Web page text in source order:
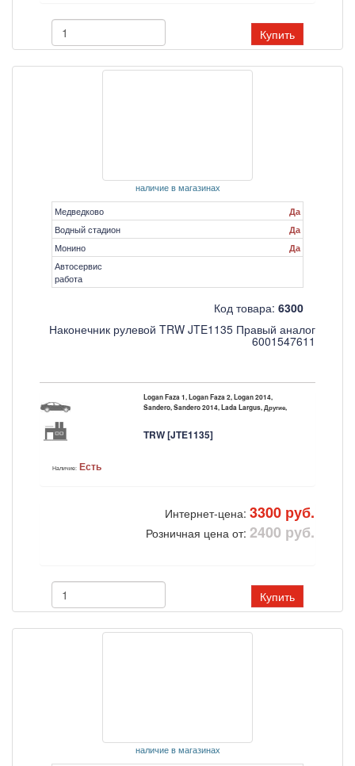
Купить
наличие в магазинах
Медведково
Да
Водный стадион
Да
Монино
Да
Автосервис
работа
Код товара: 6300
Наконечник рулевой TRW JTE1135 Правый аналог
6001547611
Logan Faza 1, Logan Faza 2, Logan 2014,
Sandero, Sandero 2014, Lada Largus, Другие,
TRW [JTE1135]
Наличие: Есть
Интернет-цена: 3300 руб.
Розничная цена от: 2400 руб.
Купить
наличие в магазинах